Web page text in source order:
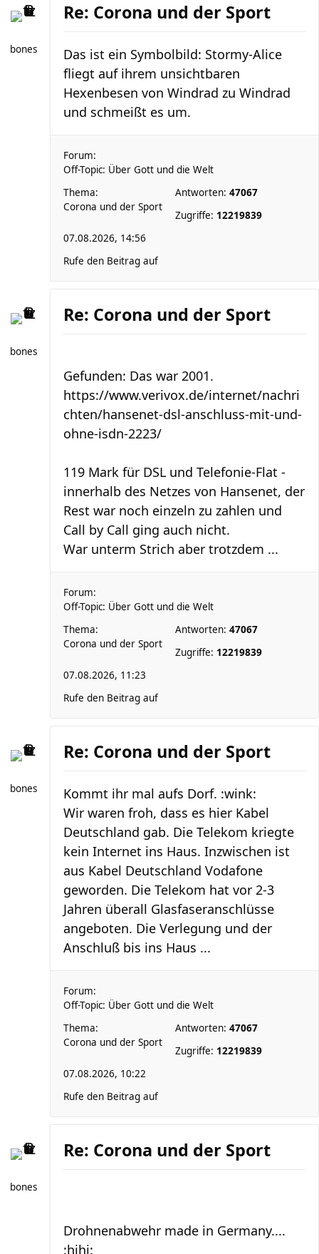
bones
Re: Corona und der Sport
Das ist ein Symbolbild: Stormy-Alice
fliegt auf ihrem unsichtbaren
Hexenbesen von Windrad zu Windrad
und schmeißt es um.
Forum:
Off-Topic: Über Gott und die Welt
Thema:
Corona und der Sport
Antworten: 47067
Zugriffe: 12219839
07.08.2026, 14:56
Rufe den Beitrag auf
bones
Re: Corona und der Sport
Gefunden: Das war 2001.
https://www.verivox.de/internet/nachri
chten/hansenet-dsl-anschluss-mit-und-
ohne-isdn-2223/
119 Mark für DSL und Telefonie-Flat -
innerhalb des Netzes von Hansenet, der
Rest war noch einzeln zu zahlen und
Call by Call ging auch nicht.
War unterm Strich aber trotzdem ...
Forum:
Off-Topic: Über Gott und die Welt
Thema:
Corona und der Sport
Antworten: 47067
Zugriffe: 12219839
07.08.2026, 11:23
Rufe den Beitrag auf
bones
Re: Corona und der Sport
Kommt ihr mal aufs Dorf. :wink:
Wir waren froh, dass es hier Kabel
Deutschland gab. Die Telekom kriegte
kein Internet ins Haus. Inzwischen ist
aus Kabel Deutschland Vodafone
geworden. Die Telekom hat vor 2-3
Jahren überall Glasfaseranschlüsse
angeboten. Die Verlegung und der
Anschluß bis ins Haus ...
Forum:
Off-Topic: Über Gott und die Welt
Thema:
Corona und der Sport
Antworten: 47067
Zugriffe: 12219839
07.08.2026, 10:22
Rufe den Beitrag auf
bones
Re: Corona und der Sport
Drohnenabwehr made in Germany....
:hihi: